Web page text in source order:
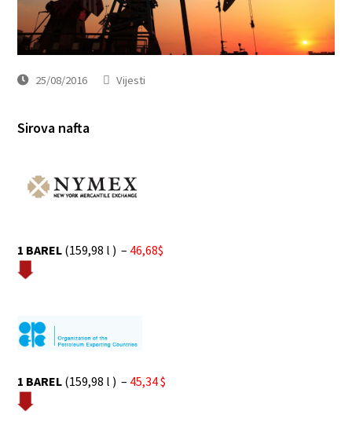
25/08/2016 Vijesti
Sirova nafta
1 BAREL (159,98 l ) – 46,68$
1 BAREL (159,98 l ) – 45,34 $